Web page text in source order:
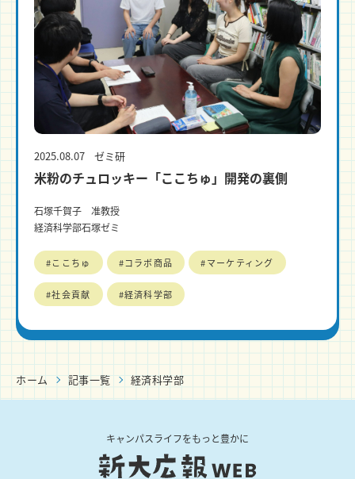
2025.08.07 ゼミ研
米粉のチュロッキー「ここちゅ」開発の裏側
石塚千賀子 准教授
経済科学部石塚ゼミ
#ここちゅ #コラボ商品 #マーケティング
#社会貢献 #経済科学部
ホーム 記事一覧 経済科学部
キャンパスライフをもっと豊かに